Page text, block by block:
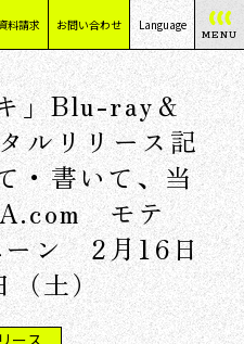
料請求 お問い合わせ Language
日本語
English
简体中文
繁體中文
MENU
」Blu-ray＆
ルリリース記
・書いて、当
モテ
ーン 2月16日
（土）
ース